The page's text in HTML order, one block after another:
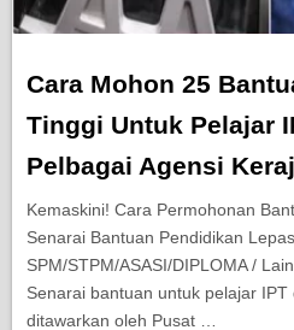
Cara Mohon 25
Tinggi Untuk Pelajar
Pelbagai Agensi
Kemaskini! Cara Permohonan
Senarai Bantuan Pendidikan
SPM/STPM/ASASI/DIPLOMA /
Senarai bantuan untuk pelajar
ditawarkan oleh Pusat …